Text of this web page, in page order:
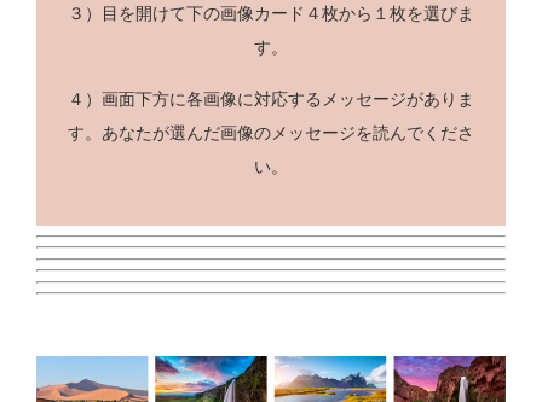
３）目を開けて下の画像カード４枚から１枚を選びま
す。
４）画面下方に各画像に対応するメッセージがありま
す。あなたが選んだ画像のメッセージを読んでくださ
い。